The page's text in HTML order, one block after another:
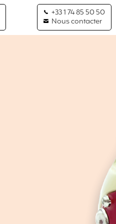
+33 1 74 85 50 50
Nous contacter